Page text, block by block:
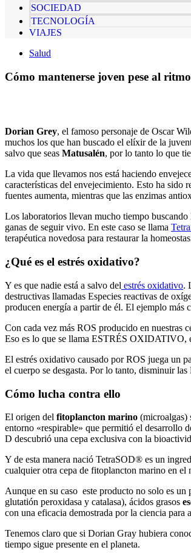
SOCIEDAD
TECNOLOGÍA
VIAJES
Salud
Cómo mantenerse joven pese al
Dorian Grey, el famoso personaje de Oscar
muchos los que han buscado el elíxir de la
salvo que seas Matusalén, por lo tanto lo que
La vida que llevamos nos está haciendo
características del envejecimiento. Esto ha sido
fuentes aumenta, mientras que las enzimas
Los laboratorios llevan mucho tiempo buscando
ganas de seguir vivo. En este caso se llama
terapéutica novedosa para restaurar la
¿Qué es el estrés oxidativo?
Y es que nadie está a salvo del estrés oxidativo.
destructivas llamadas Especies reactivas de
producen energía a partir de él. El ejemplo más
Con cada vez más ROS producido en nuestras
Eso es lo que se llama ESTRÉS OXIDATIVO,
El estrés oxidativo causado por ROS juega un
el cuerpo se desgasta. Por lo tanto, disminuir
Cómo lucha contra ello
El origen del fitoplancton marino (microalgas)
entorno «respirable» que permitió el desarrollo
D descubrió una cepa exclusiva con la
Y de esta manera nació TetraSOD® es un
cualquier otra cepa de fitoplancton marino en el
Aunque en su caso este producto no solo es
glutatión peroxidasa y catalasa), ácidos grasos
con una eficacia demostrada por la ciencia para
Tenemos claro que si Dorian Gray hubiera
tiempo sigue presente en el planeta.